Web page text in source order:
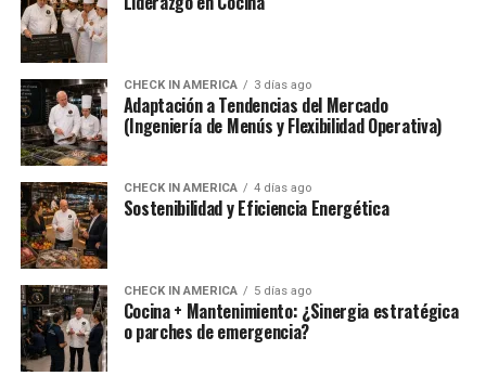
CHECK IN AMERICA 3 días ago
Adaptación a Tendencias del Mercado
(Ingeniería de Menús y Flexibilidad Operativa)
CHECK IN AMERICA 4 días ago
Sostenibilidad y Eficiencia Energética
CHECK IN AMERICA 5 días ago
Cocina + Mantenimiento: ¿Sinergia estratégica
o parches de emergencia?